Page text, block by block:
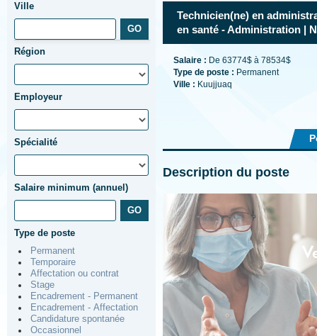
Ville
Région
Employeur
Spécialité
Salaire minimum (annuel)
Type de poste
Permanent
Temporaire
Affectation ou contrat
Stage
Encadrement - Permanent
Encadrement - Affectation
Candidature spontanée
Occasionnel
Technicien(ne) en
en santé - Administration |
Salaire : De 63774$ à 78534$
Type de poste : Permanent
Ville : Kuujjuaq
Description du poste